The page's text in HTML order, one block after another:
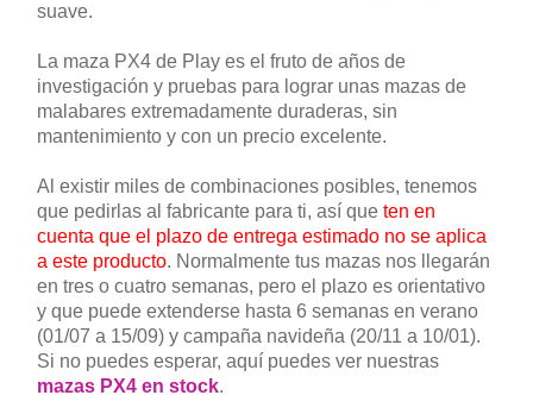
suave.
La maza PX4 de Play es el fruto de años de
investigación y pruebas para lograr unas mazas de
malabares extremadamente duraderas, sin
mantenimiento y con un precio excelente.
Al existir miles de combinaciones posibles, tenemos
que pedirlas al fabricante para ti, así que ten en
cuenta que el plazo de entrega estimado no se aplica
a este producto. Normalmente tus mazas nos llegarán
en tres o cuatro semanas, pero el plazo es orientativo
y que puede extenderse hasta 6 semanas en verano
(01/07 a 15/09) y campaña navideña (20/11 a 10/01).
Si no puedes esperar, aquí puedes ver nuestras
mazas PX4 en stock.